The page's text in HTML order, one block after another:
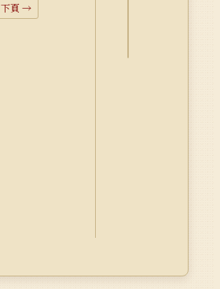
下頁 →